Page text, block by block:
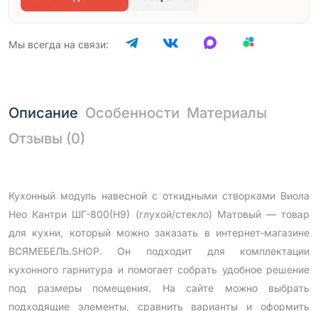
Мы всегда на связи:
Описание Особенности Материалы
Отзывы (0)
Кухонный модуль навесной с откидными створками Виола
Нео Кантри ШГ-800(Н9) (глухой/стекло) Матовый — товар
для кухни, который можно заказать в интернет-магазине
ВСЯМЕБЕЛЬ.SHOP. Он подходит для комплектации
кухонного гарнитура и помогает собрать удобное решение
под размеры помещения. На сайте можно выбрать
подходящие элементы, сравнить варианты и оформить